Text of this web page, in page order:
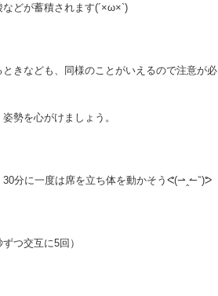
どが蓄積されます(´×ω×`)
きなども、同様のことがいえるので注意が必
勢を心がけましょう。
分に一度は席を立ち体を動かそうᕙ(⇀‸↼‶)ᕗ
つ交互に5回）